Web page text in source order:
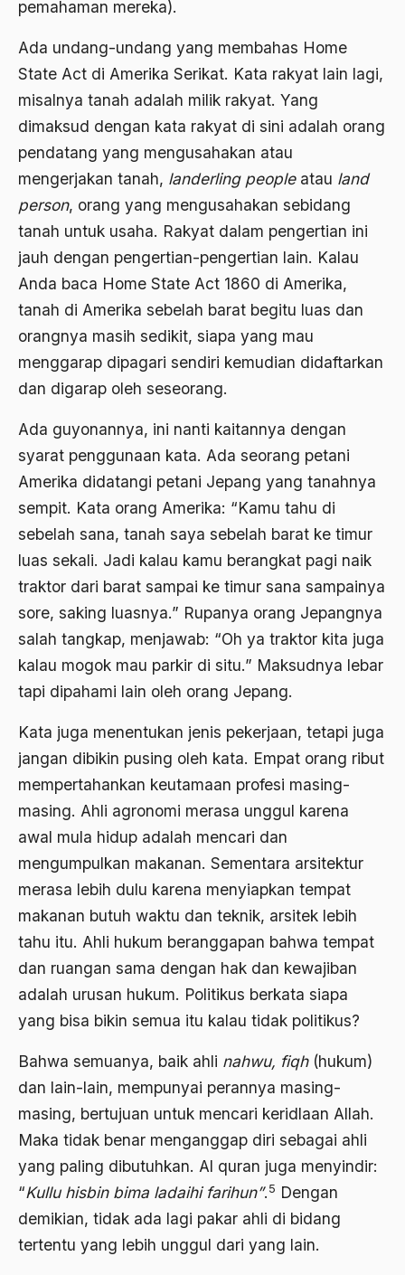
pemahaman mereka).
Ada undang-undang yang membahas Home
State Act di Amerika Serikat. Kata rakyat lain lagi,
misalnya tanah adalah milik rakyat. Yang
dimaksud dengan kata rakyat di sini adalah orang
pendatang yang mengusahakan atau
mengerjakan tanah, landerling peopleatau land
person, orang yang mengusahakan sebidang
tanah untuk usaha. Rakyat dalam pengertian ini
jauh dengan pengertian-pengertian lain. Kalau
Anda baca Home State Act 1860 di Amerika,
tanah di Amerika sebelah barat begitu luas dan
orangnya masih sedikit, siapa yang mau
menggarap dipagari sendiri kemudian didaftarkan
dan digarap oleh seseorang.
Ada guyonannya, ini nanti kaitannya dengan
syarat penggunaan kata. Ada seorang petani
Amerika didatangi petani Jepang yang tanahnya
sempit. Kata orang Amerika: “Kamu tahu di
sebelah sana, tanah saya sebelah barat ke timur
luas sekali. Jadi kalau kamu berangkat pagi naik
traktor dari barat sampai ke timur sana sampainya
sore, saking luasnya.” Rupanya orang Jepangnya
salah tangkap, menjawab: “Oh ya traktor kita juga
kalau mogok mau parkir di situ.” Maksudnya lebar
tapi dipahami lain oleh orang Jepang.
Kata juga menentukan jenis pekerjaan, tetapi juga
jangan dibikin pusing oleh kata. Empat orang ribut
mempertahankan keutamaan profesi masing-
masing. Ahli agronomi merasa unggul karena
awal mula hidup adalah mencari dan
mengumpulkan makanan. Sementara arsitektur
merasa lebih dulu karena menyiapkan tempat
makanan butuh waktu dan teknik, arsitek lebih
tahu itu. Ahli hukum beranggapan bahwa tempat
dan ruangan sama dengan hak dan kewajiban
adalah urusan hukum. Politikus berkata siapa
yang bisa bikin semua itu kalau tidak politikus?
Bahwa semuanya, baik ahli nahwu, fiqh(hukum)
dan lain-lain, mempunyai perannya masing-
masing, bertujuan untuk mencari keridlaan Allah.
Maka tidak benar menganggap diri sebagai ahli
yang paling dibutuhkan. Al quran juga menyindir:
“Kullu hisbin bima ladaihi farihun”.5 Dengan
demikian, tidak ada lagi pakar ahli di bidang
tertentu yang lebih unggul dari yang lain.
Ahmad Dhani
Ahmad Hasan Rurbi
Ahmad Khomeini
Ahmad Syafi’i Ma’arif
Ahmad Tirtisudiro
ahmad wahib
Ahmadiyah
AIDS
Airport Changi
Airport Noto Hadi Negoro
Ajaran AGama
Ajaran Agama Islam
ajaran kemasyarakatan
Ajengan SIngaparna
Akademi Jakarta
Akbar tanjung
akhlak
Akhlaq
Akidah
Aktivis
Aktivis Muda
akulturasi
akulturasi budaya
Al Asnawi
al qaeda
Al-Ikhwanu Al-Muslimun
Al-Ikhwanul Muslimin
al-Khalil Ibnu Ahmad al-Farahidi
Al-qua'an dan Hadist
al-quran